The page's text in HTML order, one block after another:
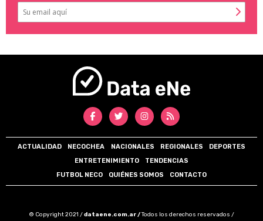
ACTUALIDAD NECOCHEA NACIONALES REGIONALES
DEPORTES
ENTRETENIMIENTO
TENDENCIAS
FUTBOL NECO
QUIÉNES SOMOS CONTACTO
© Copyright 2021 /dataene.com.ar /Todos los derechos reservados /